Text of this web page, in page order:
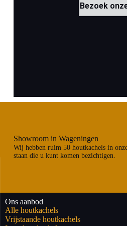
Bezoek
Showroom in Wageningen
Wij hebben ruim 50 houtkachels in
staan die u kunt komen bezichtigen.
Ons aanbod
Alle houtkachels
Vrijstaande houtkachels